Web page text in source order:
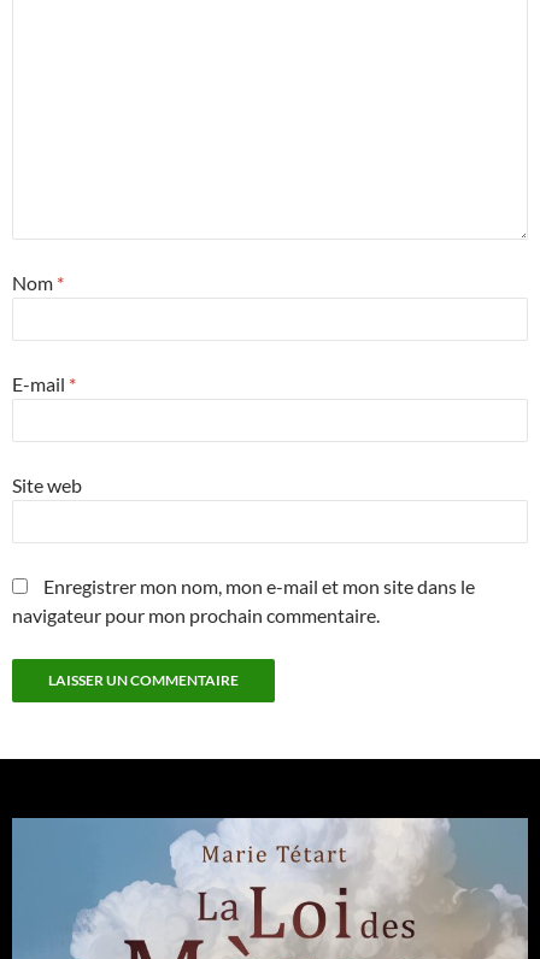
Nom *
E-mail *
Site web
Enregistrer mon nom, mon e-mail et mon site dans le
navigateur pour mon prochain commentaire.